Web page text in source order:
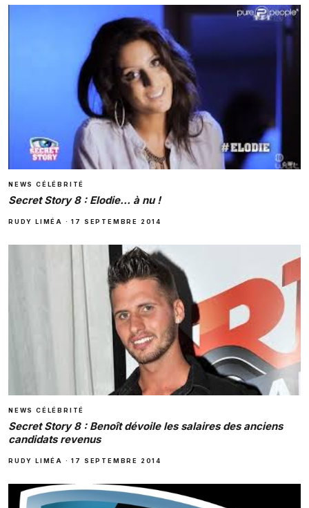
NEWS CÉLÉBRITÉ
Secret Story 8 : Elodie… à nu !
RUDY LIMÉA ·17 SEPTEMBRE 2014
NEWS CÉLÉBRITÉ
Secret Story 8 : Benoît dévoile les salaires des anciens
candidats revenus
RUDY LIMÉA ·17 SEPTEMBRE 2014